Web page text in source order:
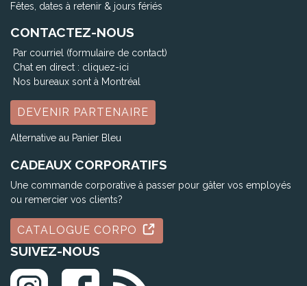
Fêtes, dates à retenir & jours fériés
CONTACTEZ-NOUS
Par courriel (formulaire de contact)
Chat en direct : cliquez-ici
Nos bureaux sont à Montréal
DEVENIR PARTENAIRE
Alternative au Panier Bleu
CADEAUX CORPORATIFS
Une commande corporative à passer pour gâter vos employés
ou remercier vos clients?
CATALOGUE CORPO
SUIVEZ-NOUS